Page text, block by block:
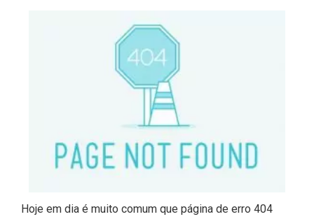
Hoje em dia é muito comum que página de erro 404